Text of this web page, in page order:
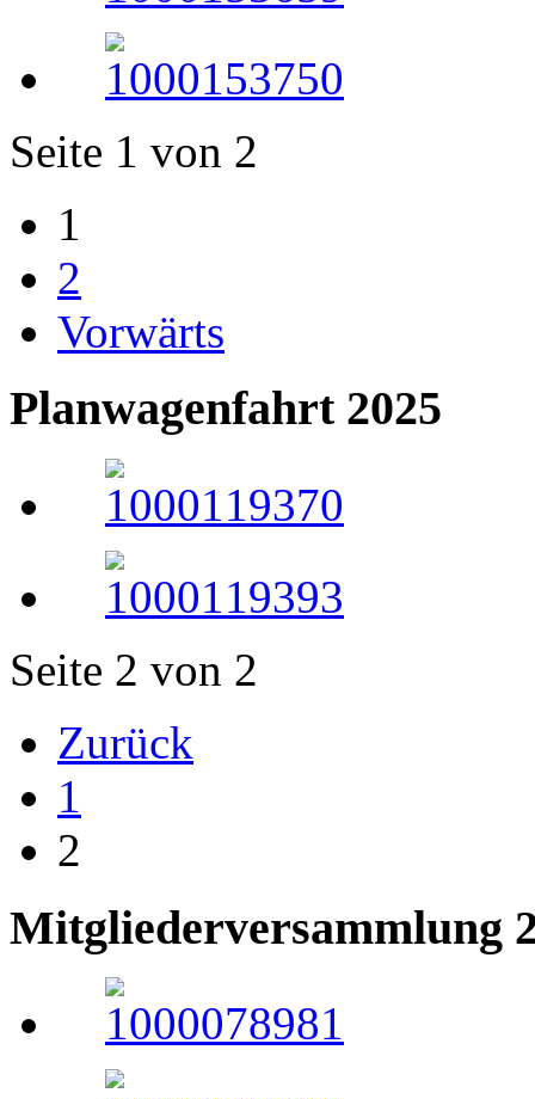
Seite 1 von 2
1
2
Vorwärts
Planwagenfahrt 2025
Seite 2 von 2
Zurück
1
2
Mitgliederversammlung